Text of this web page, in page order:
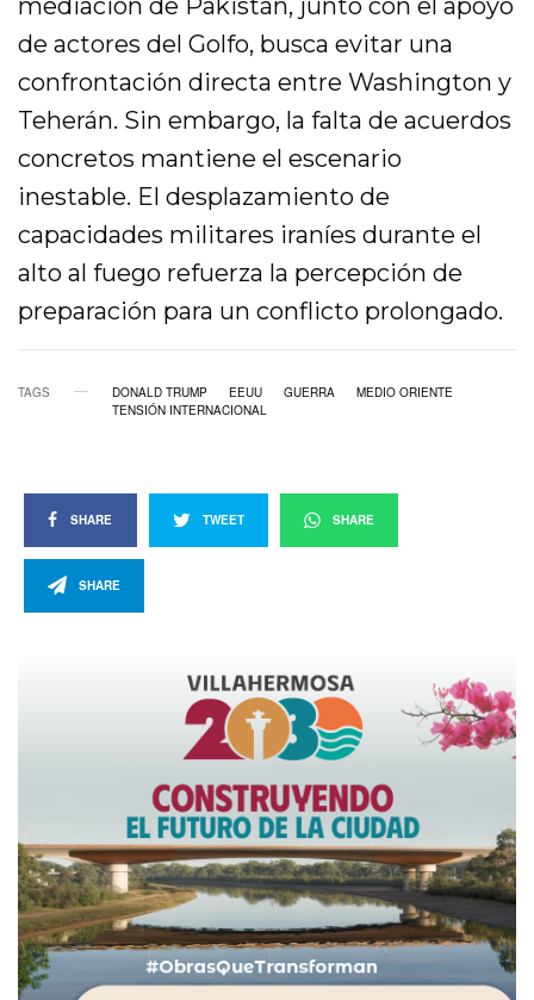
mediación de Pakistán, junto con el apoyo
de actores del Golfo, busca evitar una
confrontación directa entre Washington y
Teherán. Sin embargo, la falta de acuerdos
concretos mantiene el escenario
inestable. El desplazamiento de
capacidades militares iraníes durante el
alto al fuego refuerza la percepción de
preparación para un conflicto prolongado.
TAGS DONALD TRUMP EEUU GUERRA
MEDIO ORIENTE
TENSIÓN INTERNACIONAL
SHARE TWEET SHARE
SHARE